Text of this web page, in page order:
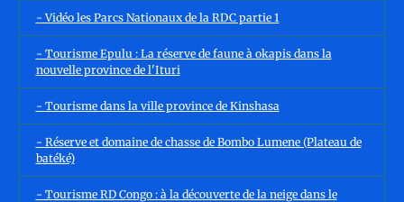
- Vidéo les Parcs Nationaux de la RDC partie 1
- Tourisme Epulu : La réserve de faune à okapis dans la
nouvelle province de l'Ituri
- Tourisme dans la ville province de Kinshasa
- Réserve et domaine de chasse de Bombo Lumene (Plateau de
batéké)
- Tourisme RD Congo : à la découverte de la neige dans le